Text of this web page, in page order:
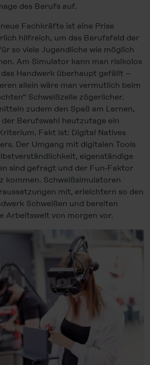
des Berufs auf.
Fachkräfte ist eine Prise
hilfreich, um das Berufsfeld der
so viele Jugendliche wie möglich
Am Simulator kann man risikolos
Handwerk überhaupt gefällt –
allein wäre man vermutlich beim
Schweißzelle zögerlicher.
zudem den Spaß am Lernen,
der Berufswahl heutzutage ein
Fakt ist: Digital Natives
Der Umgang mit digitalen Tools
eigenständige
sind gefragt und der Fun‑Faktor
kommen. Schweißsimulatoren
mit, erleichtern so den
Schweißen und bereiten
Arbeitswelt von morgen vor.